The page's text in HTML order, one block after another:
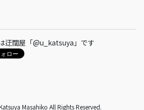
迂闊屋「@u_katsuya」です
Masahiko All Rights Reserved.